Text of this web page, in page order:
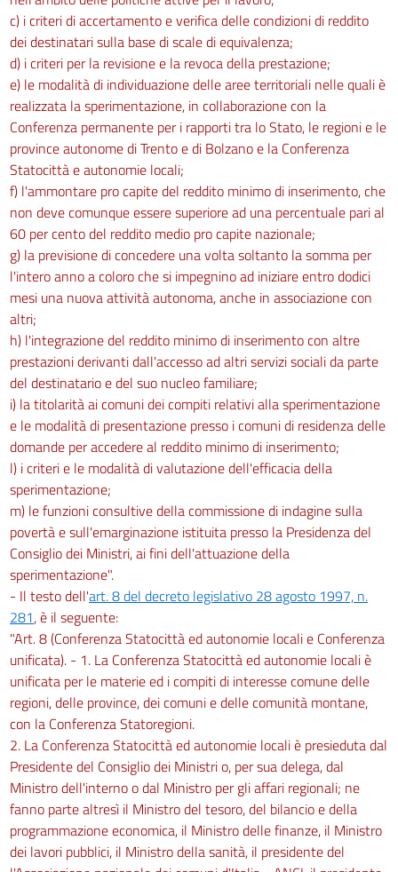
c) i criteri di accertamento e verifica delle condizioni di reddito
dei destinatari sulla base di scale di equivalenza;
d) i criteri per la revisione e la revoca della prestazione;
e) le modalità di individuazione delle aree territoriali nelle quali è
realizzata la sperimentazione, in collaborazione con la
Conferenza permanente per i rapporti tra lo Stato, le regioni e le
province autonome di Trento e di Bolzano e la Conferenza
Statocittà e autonomie locali;
f) l'ammontare pro capite del reddito minimo di inserimento, che
non deve comunque essere superiore ad una percentuale pari al
60 per cento del reddito medio pro capite nazionale;
g) la previsione di concedere una volta soltanto la somma per
l'intero anno a coloro che si impegnino ad iniziare entro dodici
mesi una nuova attività autonoma, anche in associazione con
altri;
h) l'integrazione del reddito minimo di inserimento con altre
prestazioni derivanti dall'accesso ad altri servizi sociali da parte
del destinatario e del suo nucleo familiare;
i) la titolarità ai comuni dei compiti relativi alla sperimentazione
e le modalità di presentazione presso i comuni di residenza delle
domande per accedere al reddito minimo di inserimento;
l) i criteri e le modalità di valutazione dell'efficacia della
sperimentazione;
m) le funzioni consultive della commissione di indagine sulla
povertà e sull'emarginazione istituita presso la Presidenza del
Consiglio dei Ministri, ai fini dell'attuazione della
sperimentazione".
- Il testo dell'art. 8 del decreto legislativo 28 agosto 1997, n.
281, è il seguente:
"Art. 8 (Conferenza Statocittà ed autonomie locali e Conferenza
unificata). - 1. La Conferenza Statocittà ed autonomie locali è
unificata per le materie ed i compiti di interesse comune delle
regioni, delle province, dei comuni e delle comunità montane,
con la Conferenza Statoregioni.
2. La Conferenza Statocittà ed autonomie locali è presieduta dal
Presidente del Consiglio dei Ministri o, per sua delega, dal
Ministro dell'interno o dal Ministro per gli affari regionali; ne
fanno parte altresì il Ministro del tesoro, del bilancio e della
programmazione economica, il Ministro delle finanze, il Ministro
dei lavori pubblici, il Ministro della sanità, il presidente del